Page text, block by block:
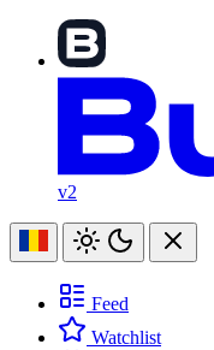
v2
Feed
Watchlist